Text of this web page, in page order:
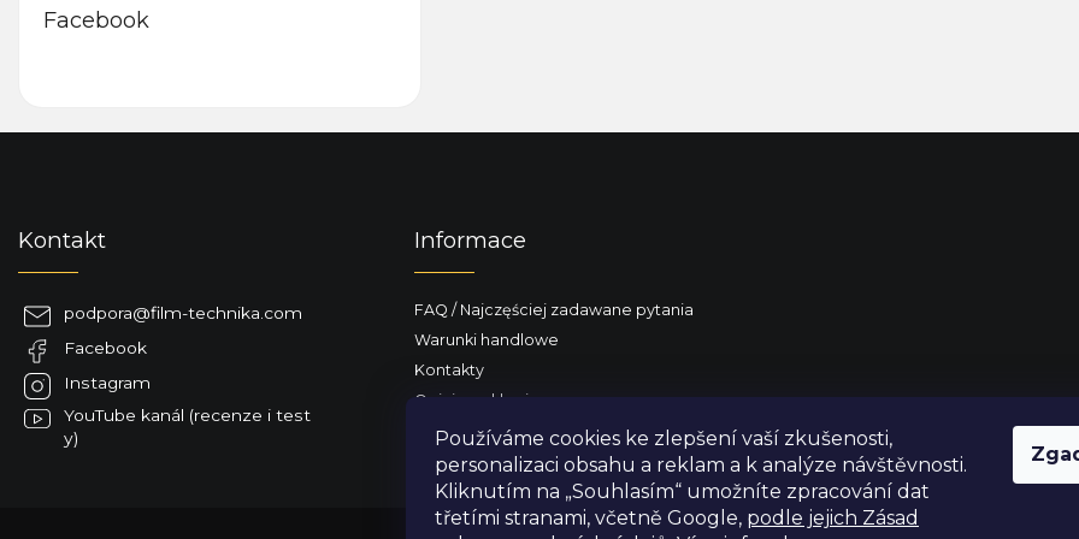
Používáme cookies ke zlepšení vaší zkušenosti,
personalizaci obsahu a reklam a k analýze návštěvnosti.
Kliknutím na „Souhlasím“ umožníte zpracování dat
třetími stranami, včetně Google, podle jejich Zásad
Facebook
Kontakt
podpora@film-technika.com
Facebook
Instagram
YouTube kanál (recenze i test
y)
Informace
FAQ / Najczęściej zadawane pytania
Warunki handlowe
Kontakty
Opinie o sklepie
Dostarczamy do Polski